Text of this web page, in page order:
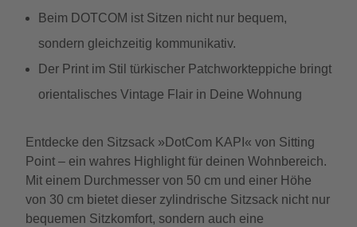
Beim DOTCOM ist Sitzen nicht nur bequem,
sondern gleichzeitig kommunikativ.
Der Print im Stil türkischer Patchworkteppiche bringt
orientalisches Vintage Flair in Deine Wohnung
Entdecke den Sitzsack »DotCom KAPI« von Sitting
Point – ein wahres Highlight für deinen Wohnbereich.
Mit einem Durchmesser von 50 cm und einer Höhe
von 30 cm bietet dieser zylindrische Sitzsack nicht nur
bequemen Sitzkomfort, sondern auch eine